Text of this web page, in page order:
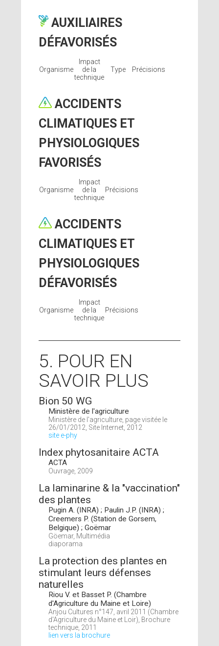
AUXILIAIRES
DÉFAVORISÉS
Organisme
Impact
de la
technique
Type Précisions
ACCIDENTS
CLIMATIQUES ET
PHYSIOLOGIQUES
FAVORISÉS
Organisme
Impact
de la
technique
Précisions
ACCIDENTS
CLIMATIQUES ET
PHYSIOLOGIQUES
DÉFAVORISÉS
Organisme
Impact
de la
technique
Précisions
5. POUR EN
SAVOIR PLUS
Bion 50 WG
Ministère de l'agriculture
Ministère de l'agriculture, page visitée le
26/01/2012, Site Internet, 2012
site e-phy
Index phytosanitaire ACTA
ACTA
Ouvrage, 2009
La laminarine & la "vaccination"
des plantes
Pugin A. (INRA) ; Paulin J.P. (INRA) ;
Creemers P. (Station de Gorsem,
Belgique) ; Goëmar
Göemar, Multimédia
diaporama
La protection des plantes en
stimulant leurs défenses
naturelles
Riou V. et Basset P. (Chambre
d'Agriculture du Maine et Loire)
Anjou Cultures n°147, avril 2011 (Chambre
d'Agriculture du Maine et Loir), Brochure
technique, 2011
lien vers la brochure